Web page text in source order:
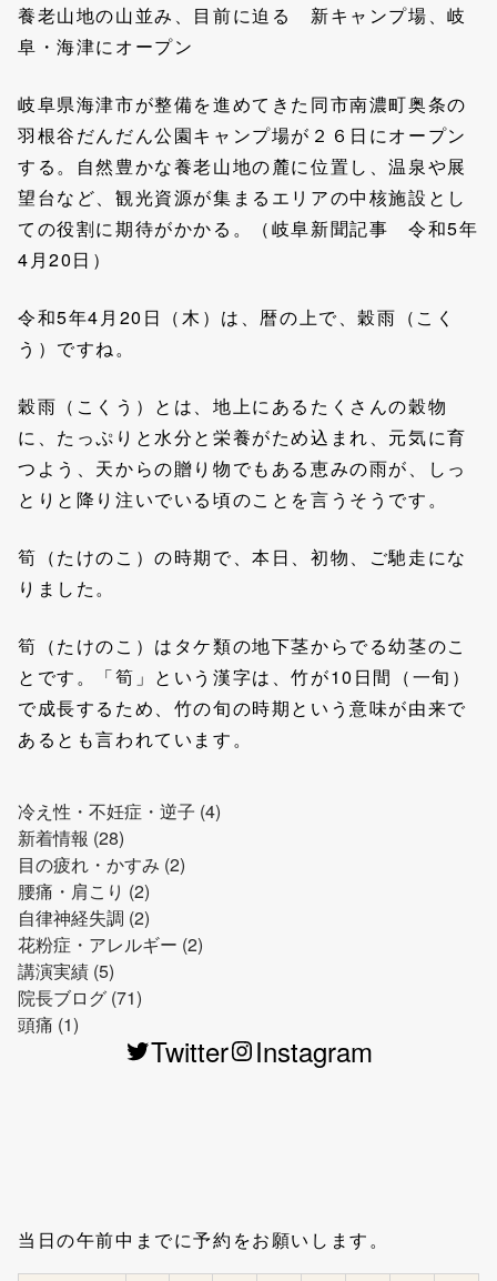
養老山地の山並み、目前に迫る 新キャンプ場、岐
阜・海津にオープン
岐阜県海津市が整備を進めてきた同市南濃町奥条の
羽根谷だんだん公園キャンプ場が２６日にオープン
する。自然豊かな養老山地の麓に位置し、温泉や展
望台など、観光資源が集まるエリアの中核施設とし
ての役割に期待がかかる。（岐阜新聞記事 令和5年
4月20日）
令和5年4月20日（木）は、暦の上で、穀雨（こく
う）ですね。
穀雨（こくう）とは、地上にあるたくさんの穀物
に、たっぷりと水分と栄養がため込まれ、元気に育
つよう、天からの贈り物でもある恵みの雨が、しっ
とりと降り注いでいる頃のことを言うそうです。
筍（たけのこ）の時期で、本日、初物、ご馳走にな
りました。
筍（たけのこ）はタケ類の地下茎からでる幼茎のこ
とです。「筍」という漢字は、竹が10日間（一旬）
で成長するため、竹の旬の時期という意味が由来で
あるとも言われています。
冷え性・不妊症・逆子 (4)
新着情報 (28)
目の疲れ・かすみ (2)
腰痛・肩こり (2)
自律神経失調 (2)
花粉症・アレルギー (2)
講演実績 (5)
院長ブログ (71)
頭痛 (1)
Twitter Instagram
当日の午前中までに予約をお願いします。